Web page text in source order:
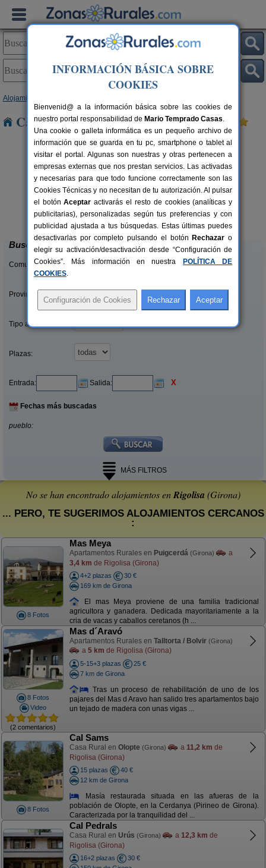
Alojamientos
Casas Rurales cerca de Rigolisa
2-12 pers.
desde33 €
Can Marc
Massanes (Girona)
Buscar
Comunidades:
Provincias/Islas:
Tipo alquiler:
Plazas:
Entrada: Salida: X
Fechas más buscadas
pueblo:
MÁS FILTROS
No se han encontrado alojamientos enRigolisa (Girona)
... PERO, TE SUGERIMOS ALOJAMIENTOS CERCANOS
:
8 Fotos
Mas Meya
Apartamentos Rurales en Puigcerdá (Girona)
a
3,4 km de Rigolisa (Girona)
4+2 plazas
30 €
169 km de Girona
El mas Meya proviene de una familia tradicional
agricultora y ganadera. Dedicada mayoritariamente a la
cria de vacas y caballos ceretanos (h ...
8 Fotos
Video
(2 comentarios)
Mas d´Aravó
Apartamentos Rurales en Talltorta / Bolvir (Girona)
a 5 km de Rigolisa (Girona)
5-15+3 plazas
25 €
7 km de Girona
Tras un proceso de rehabilitación de uno de los
pajares del Mas d Aravo han salido tres apartamentos bajo
un tejado de madera con unas vigas ...
8 Fotos
Cal Sams
Casa Rural en Olopte (Girona) a 11,2 km de
Rigolisa (Girona)
15 plazas
40 €
12 km de Girona
Masía restaurada situada en las afueras de la
población de Olopte, en la Cerdanya (Pirineo de Girona).
Caracterizada por la tranquilidad del ...
Cal Pedrals
Casa Rural en Urús (Girona) a 12,3 km de
Rigolisa (Girona)
16+2 plazas
30 €
INFORMACIÓN BÁSICA SOBRE
COOKIES
Bienvenid@ a la información básica sobre las cookies de
nuestro portal responsabilidad de Mario Temprado Casas.
Una cookie o galleta informática es un pequeño archivo de
información que se guarda en tu pc, smartphone o tablet al
visitar el portal. Algunas son nuestras y otras pertenecen a
empresas externas que nos prestan servicios. Las activadas
y necesarias para que todo funcione correctamente son las
Cookies Técnicas y no necesitan de tu autorización. Al pulsar
el botónAceptar activarás el resto de cookies (analíticas y
publicitarias), personalizadas según tus preferencias y con
publicidad ajustada a tus búsquedas. Estas últimas puedes
desactivarlas por completo pulsando el botón Rechazar o
elegir su activación/desactivación desde “Configuración de
Cookies”. Más información en nuestra
POLÍTICA DE
COOKIES.